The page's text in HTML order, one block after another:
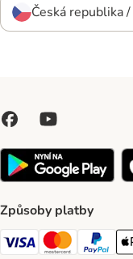
Česká republika /
Způsoby platby
Visa Payment Method
MastercardPayPal